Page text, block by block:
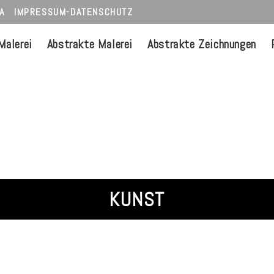
IMPRESSUM-DATENSCHUTZ
Abstrakte Malerei Abstrakte Zeichnungen
KUNST